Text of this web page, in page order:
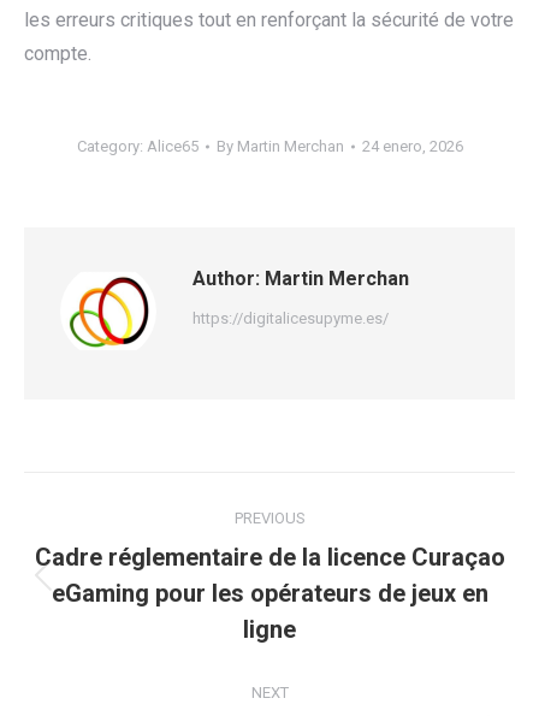
les erreurs critiques tout en renforçant la sécurité de votre
compte.
Category: Alice65 By Martin Merchan 24 enero, 2026
Author: Martin Merchan
https://digitalicesupyme.es/
navigation
PREVIOUS
Previous
post:
Cadre réglementaire de la licence Curaçao
eGaming pour les opérateurs de jeux en
ligne
NEXT